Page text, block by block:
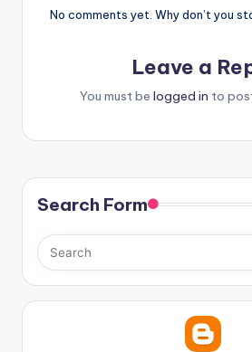
No comments yet. Why don’t you
Leave a
You must be logged in to
Search Form